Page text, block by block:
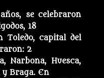
se celebraron
18
Toledo, capital del
2
Narbona, Huesca,
y Braga. En